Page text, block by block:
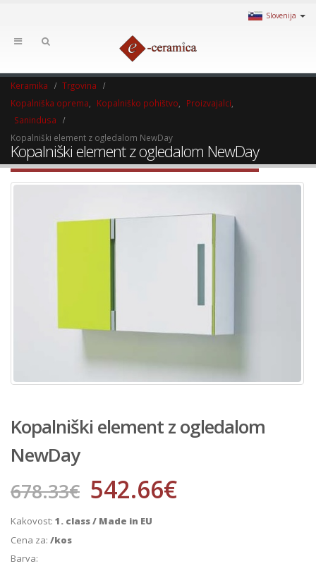
Slovenija
Keramika
Trgovina
Kopalniška oprema
Kopalniško pohištvo Proizvajalci
Sanindusa
Kopalniški element z ogledalom NewDay
Kopalniški element z ogledalom NewDay
Kopalniški element z ogledalom
NewDay
678.33€ 542.66€
Kakovost: 1. class / Made in EU
Cena za: /kos
Barva: